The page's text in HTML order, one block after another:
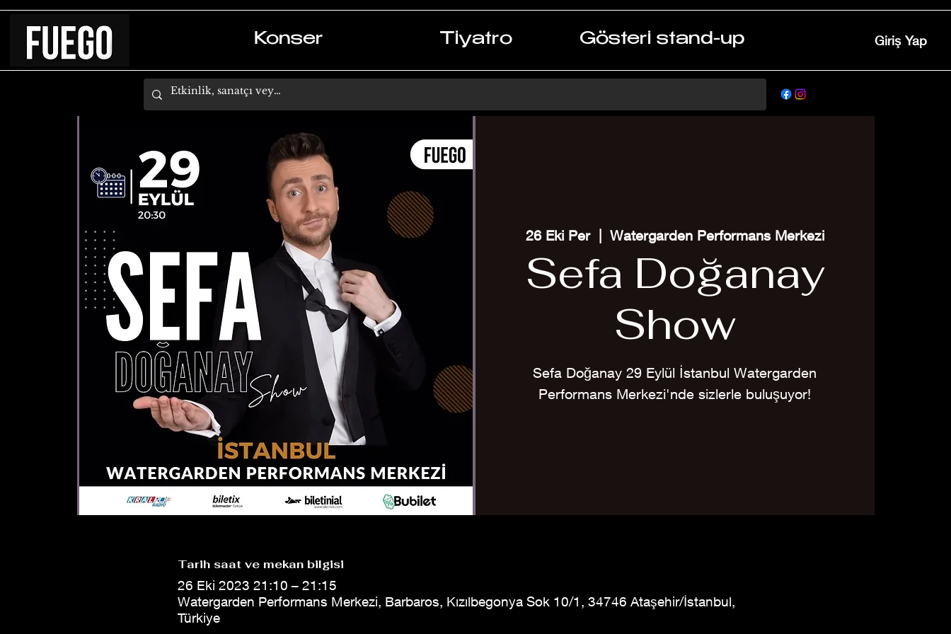
Gösteri stand-up
Tiyatro
Konser Giriş Yap
26 Eki Per
  |
Watergarden Performans Merkezi
Sefa Doğanay
Show
Sefa Doğanay 29 Eylül İstanbul Watergarden
Performans Merkezi'nde sizlerle buluşuyor!
Tarih saat ve mekan bilgisi
26 Eki 2023 21:10 – 21:15
Watergarden Performans Merkezi, Barbaros, Kızılbegonya Sok 10/1, 34746 Ataşehir/İstanbul,
Türkiye